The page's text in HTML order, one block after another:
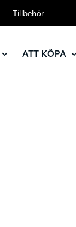
Tillbehör
ATT KÖPA